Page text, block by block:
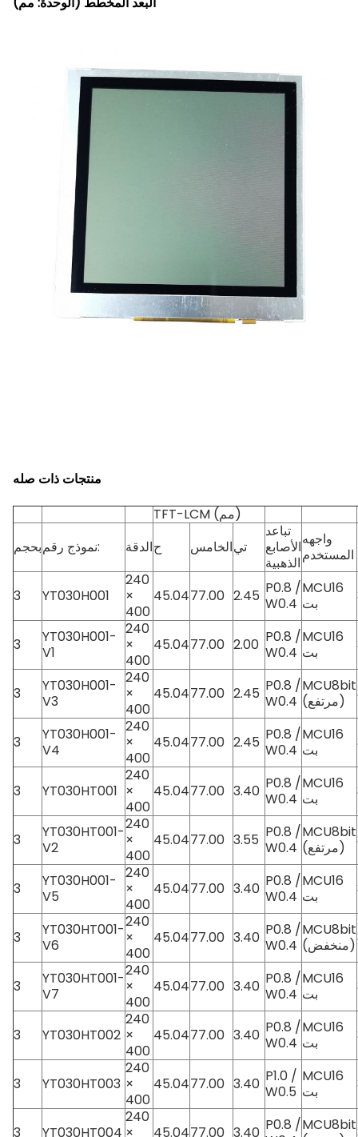
منتجات ذات صله
TFT-LCM (مم)
بحجم
نموذج رقم: الدقةح الخامستي
تباعد
الأصابع
الذهبية
واجهه
المستخدم
3 YT030H001
240
×
400
45.0477.00 2.45 P0.8 /
W0.4
MCU16
بت
3
YT030H001-
V1
240
×
400
45.0477.00 2.00 P0.8 /
W0.4
MCU16
بت
3
YT030H001-
V3
240
×
400
45.0477.00 2.45 P0.8 /
W0.4
MCU8bit
(مرتفع)
3
YT030H001-
V4
240
×
400
45.0477.00 2.45 P0.8 /
W0.4
MCU16
بت
3 YT030HT001
240
×
400
45.0477.00 3.40 P0.8 /
W0.4
MCU16
بت
3
YT030HT001-
V2
240
×
400
45.0477.00 3.55 P0.8 /
W0.4
MCU8bit
(مرتفع)
3
YT030H001-
V5
240
×
400
45.0477.00 3.40 P0.8 /
W0.4
MCU16
بت
3
YT030HT001-
V6
240
×
400
45.0477.00 3.40 P0.8 /
W0.4
MCU8bit
(منخفض)
3
YT030HT001-
V7
240
×
400
45.0477.00 3.40 P0.8 /
W0.4
MCU16
بت
3 YT030HT002
240
×
400
45.0477.00 3.40 P0.8 /
W0.4
MCU16
بت
3 YT030HT003
240
×
400
45.0477.00 3.40 P1.0 /
W0.5
MCU16
بت
3 YT030HT004
240
×
45.0477.00 3.40 P0.8 /MCU8bit